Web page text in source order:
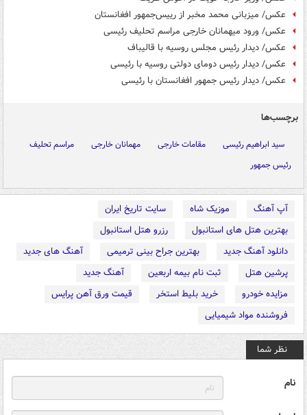
عکس/ میزبانی محمد مخبر از رییس‌جمهور افغانستان
عکس/ ورود میهمانان خارجی مراسم تحلیف رئیسی
عکس/ دیدار رئیس مجلس روسیه با قالیباف
عکس/ دیدار رئیس دومای دولتی روسیه با رئیسی
عکس/ دیدار رئیس جمهور افغانستان با رئیسی
برچسب‌ها
سید ابراهیم رئیسی مقامات خارجی مهمانان خارجی
مراسم تحلیف
رئیس جمهور
آپ آهنگ موزیک شاه
سایت تاریخ ایران
بهترین هتل های استانبول
رزرو هتل استانبول
دانلود آهنگ جدید
بهترین جراح بینی ترمیمی
آهنگ های جدید
پرشین هتل
ثبت نام بیمه اربعین
آهنگ جدید
مزایده خودرو
خرید بلیط استخر
قیمت ورق آهن پرایس
فروشنده مواد شیمیایی
نظر شما
نام